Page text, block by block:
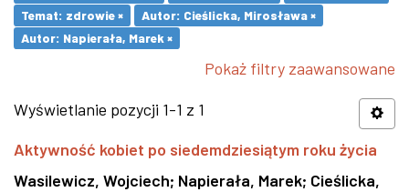
Temat: zdrowie ×
Autor: Cieślicka, Mirosława ×
Autor: Napierała, Marek ×
Pokaż filtry zaawansowane
Wyświetlanie pozycji 1-1 z 1
Aktywność kobiet po siedemdziesiątym roku życia
Wasilewicz, Wojciech; Napierała, Marek; Cieślicka,